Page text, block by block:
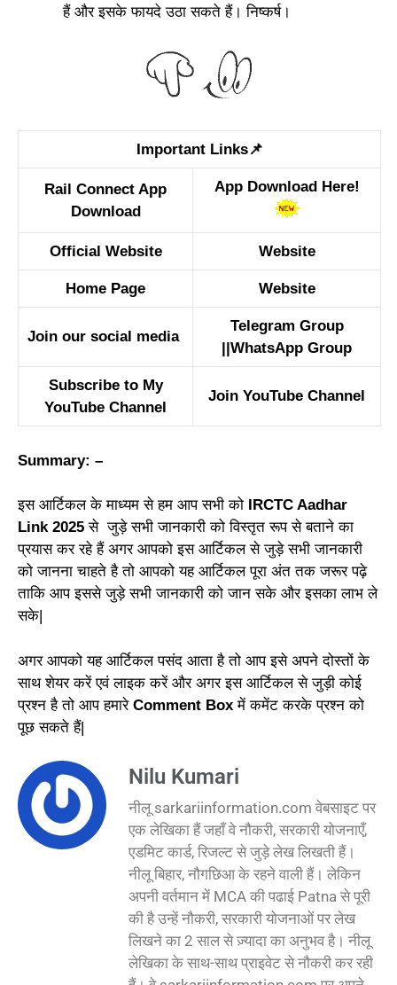
हैं और इसके फायदे उठा सकते हैं। निष्कर्ष।
Important Links📌
Rail Connect App
Download
App Download Here!
Official Website Website
Home Page Website
Join our social media
Telegram Group
WhatsApp Group
Subscribe to My
YouTube Channel
Join YouTube Channel
Summary: –
इस आर्टिकल के माध्यम से हम आप सभी को
IRCTC Aadhar
Link 2025से जुड़े सभी जानकारी को विस्तृत रूप से बताने का
प्रयास कर रहे हैं अगर आपको इस आर्टिकल से जुड़े सभी जानकारी
को जानना चाहते है तो आपको यह आर्टिकल पूरा अंत तक जरूर पढ़े
ताकि आप इससे जुड़े सभी जानकारी को जान सके और इसका लाभ ले
सके|
अगर आपको यह आर्टिकल पसंद आता है तो आप इसे अपने दोस्तों के
साथ शेयर करें एवं लाइक करें और अगर इस आर्टिकल से जुड़ी कोई
प्रश्न है तो आप हमारे Comment Box में कमेंट करके प्रश्न को
पूछ सकते हैं|
Nilu Kumari
नीलू sarkariinformation.com वेबसाइट पर
एक लेखिका हैं जहाँ वे नौकरी, सरकारी योजनाएँ,
एडमिट कार्ड, रिजल्ट से जुड़े लेख लिखती हैं।
नीलू बिहार, नौगछिआ के रहने वाली हैं। लेकिन
अपनी वर्तमान में MCA की पढाई Patna से पूरी
की है उन्हें नौकरी, सरकारी योजनाओं पर लेख
लिखने का 2 साल से ज़्यादा का अनुभव है। नीलू
लेखिका के साथ-साथ प्राइवेट से नौकरी कर रही